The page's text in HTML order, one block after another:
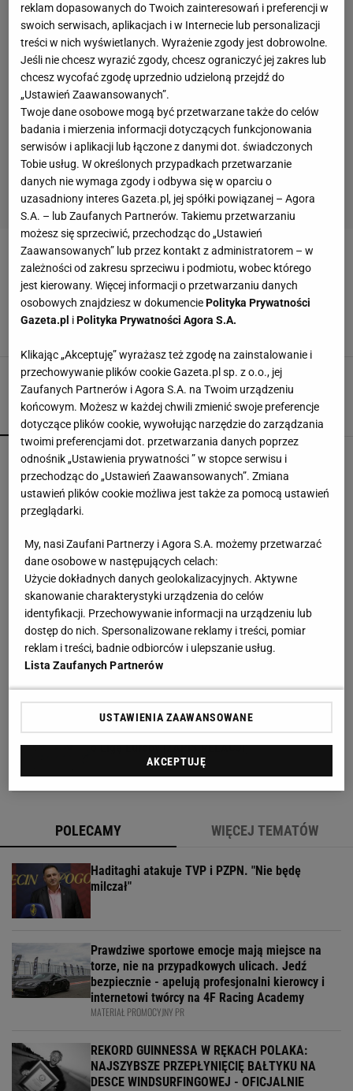
PUCHAR AUSTRALII
Historyczny wyczyn Polaka. Już chcą stawiać
mu pomnik
POPULARNE NAJNOWSZE
Trzy minuty i wstrząs u Igi Świątek. Szkoda, że
Roig tego nie widział
SUBSKRYPCJA
zawiodła tylko Jagiellonia [ZAPIS RELACJI]
To jeden z najczęstszych błędów przed
zagranicznym wyjazdem. O tym wiele osób
zapomina
MATERIAŁ PROMOCYJNY
Lewandowski nie ma żadnych szans. Ekspert
Ledwo uniknęli kompromitacji. Tak Lech zagrał
o Ligę Europy [ZAPIS RELACJI]
POLECAMY WIĘCEJ TEMATÓW
Haditaghi atakuje TVP i PZPN. "Nie będę
milczał"
Prawdziwe sportowe emocje mają miejsce na
torze, nie na przypadkowych ulicach. Jedź
bezpiecznie - apelują profesjonalni kierowcy i
internetowi twórcy na 4F Racing Academy
MATERIAŁ PROMOCYJNY PR
REKORD GUINNESSA W RĘKACH POLAKA:
NAJSZYBSZE PRZEPŁYNIĘCIĘ BAŁTYKU NA
DESCE WINDSURFINGOWEJ - OFICJALNIE
reklam dopasowanych do Twoich zainteresowań i preferencji w
swoich serwisach, aplikacjach i w Internecie lub personalizacji
treści w nich wyświetlanych. Wyrażenie zgody jest dobrowolne.
Jeśli nie chcesz wyrazić zgody, chcesz ograniczyć jej zakres lub
chcesz wycofać zgodę uprzednio udzieloną przejdź do
„Ustawień Zaawansowanych”.
Twoje dane osobowe mogą być przetwarzane także do celów
badania i mierzenia informacji dotyczących funkcjonowania
serwisów i aplikacji lub łączone z danymi dot. świadczonych
Tobie usług. W określonych przypadkach przetwarzanie
danych nie wymaga zgody i odbywa się w oparciu o
uzasadniony interes Gazeta.pl, jej spółki powiązanej – Agora
S.A. – lub Zaufanych Partnerów. Takiemu przetwarzaniu
możesz się sprzeciwić, przechodząc do „Ustawień
Zaawansowanych” lub przez kontakt z administratorem – w
zależności od zakresu sprzeciwu i podmiotu, wobec którego
jest kierowany. Więcej informacji o przetwarzaniu danych
osobowych znajdziesz w dokumenciePolityka Prywatności
Gazeta.pl iPolityka Prywatności Agora S.A.
Klikając „Akceptuję” wyrażasz też zgodę na zainstalowanie i
przechowywanie plików cookie Gazeta.pl sp. z o.o., jej
Zaufanych Partnerów i Agora S.A. na Twoim urządzeniu
końcowym. Możesz w każdej chwili zmienić swoje preferencje
dotyczące plików cookie, wywołując narzędzie do zarządzania
twoimi preferencjami dot. przetwarzania danych poprzez
odnośnik „Ustawienia prywatności ” w stopce serwisu i
przechodząc do „Ustawień Zaawansowanych”. Zmiana
ustawień plików cookie możliwa jest także za pomocą ustawień
przeglądarki.
My, nasi Zaufani Partnerzy i Agora S.A. możemy przetwarzać
dane osobowe w następujących celach:
Użycie dokładnych danych geolokalizacyjnych. Aktywne
skanowanie charakterystyki urządzenia do celów
identyfikacji. Przechowywanie informacji na urządzeniu lub
dostęp do nich. Spersonalizowane reklamy i treści, pomiar
reklam i treści, badnie odbiorców i ulepszanie usług.
Lista Zaufanych Partnerów
USTAWIENIA ZAAWANSOWANE
AKCEPTUJĘ